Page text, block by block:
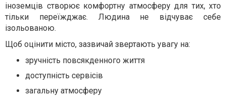
іноземців створює комфортну атмосферу для тих, хто
тільки переїжджає. Людина не відчуває себе
ізольованою.
Щоб оцінити місто, зазвичай звертають увагу на:
зручність повсякденного життя
доступність сервісів
загальну атмосферу